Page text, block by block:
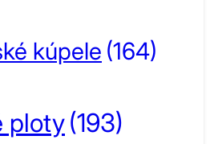
kúpele (164)
ploty(193)